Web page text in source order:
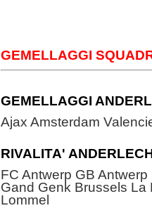
GEMELLAGGI
GEMELLAGGI
Ajax Amsterdam
RIVALITA'
FC Antwerp GB
Gand Genk Brussels
Lommel